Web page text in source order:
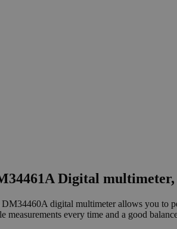
Digital
digital multimeter allows you to
measurements every time and a good